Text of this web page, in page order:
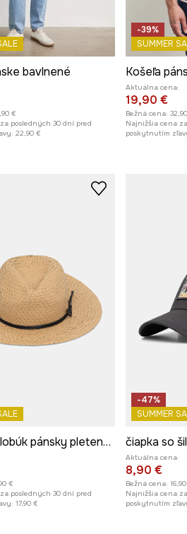
bavlnené
€
posledných 30 dní pred
22,90 €
-39%
SUMMER
Aktuálna cena:
19,90 €
Bežná cena:
Najnižšia cena
poskytnutím
Slamený klobúk pánsky pletený s aplikáciou
€
posledných 30 dní pred
17,90 €
-47%
SUMMER
čiapka so
Aktuálna cena:
8,90 €
Bežná cena:
Najnižšia cena
poskytnutím